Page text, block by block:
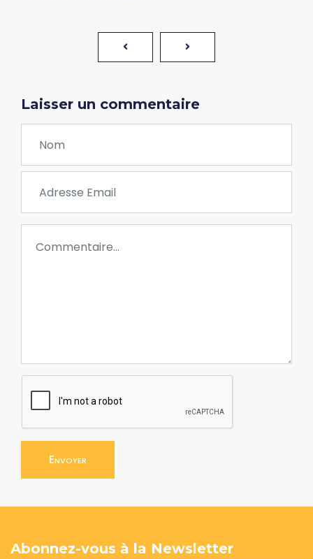
Laisser un commentaire
Envoyer
Abonnez-vous à la Newsletter